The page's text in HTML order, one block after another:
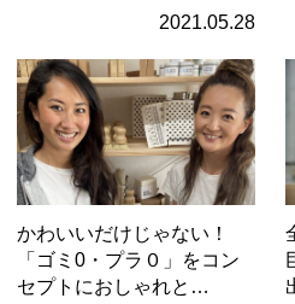
2021.05.28
かわいいだけじゃない！
「ゴミ0・プラ０」をコン
セプトにおしゃれと…